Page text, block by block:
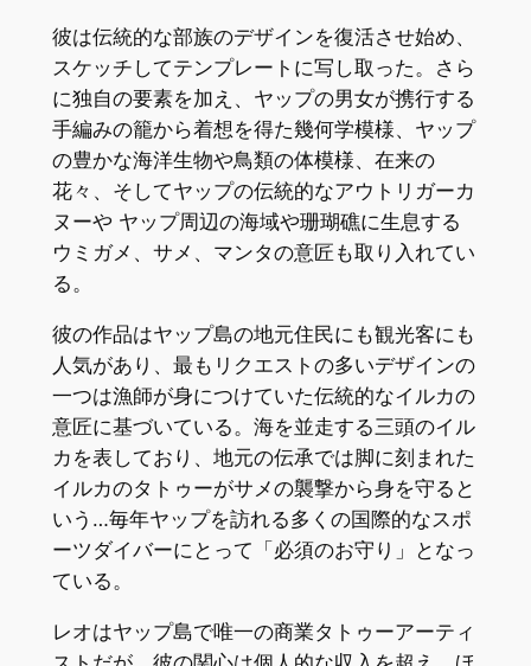
彼は伝統的な部族のデザインを復活させ始め、
スケッチしてテンプレートに写し取った。さら
に独自の要素を加え、ヤップの男女が携行する
手編みの籠から着想を得た幾何学模様、ヤップ
の豊かな海洋生物や鳥類の体模様、在来の
花々、そしてヤップの伝統的なアウトリガーカ
ヌーや ヤップ周辺の海域や珊瑚礁に生息する
ウミガメ、サメ、マンタの意匠も取り入れてい
る。
彼の作品はヤップ島の地元住民にも観光客にも
人気があり、最もリクエストの多いデザインの
一つは漁師が身につけていた伝統的なイルカの
意匠に基づいている。海を並走する三頭のイル
カを表しており、地元の伝承では脚に刻まれた
イルカのタトゥーがサメの襲撃から身を守ると
いう…毎年ヤップを訪れる多くの国際的なスポ
ーツダイバーにとって「必須のお守り」となっ
ている。
レオはヤップ島で唯一の商業タトゥーアーティ